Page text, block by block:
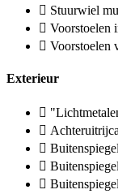
Stuurwiel
Voorstoelen
Voorstoelen
Exterieur